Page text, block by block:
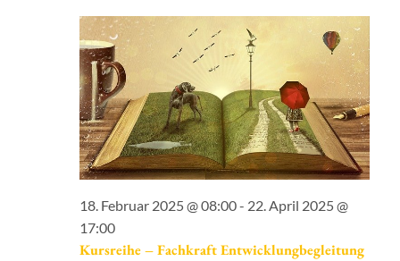
Kursreihe – Fachkraft Entwicklungbegleitung
18. Februar 2025 @ 08:00- 22. April 2025 @
17:00